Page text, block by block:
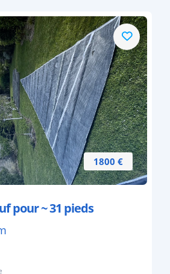
1800 €
pour ~ 31 pieds